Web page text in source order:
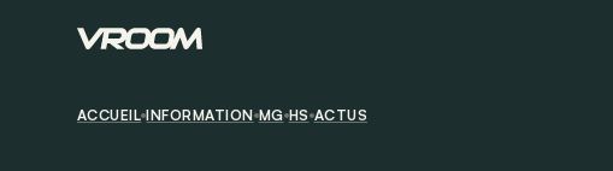
ACCUEIL INFORMATION MG HS ACTUS